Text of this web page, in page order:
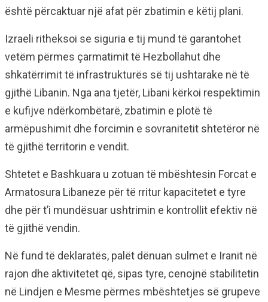
është përcaktuar një afat për zbatimin e këtij plani.
Izraeli ritheksoi se siguria e tij mund të garantohet
vetëm përmes çarmatimit të Hezbollahut dhe
shkatërrimit të infrastrukturës së tij ushtarake në të
gjithë Libanin. Nga ana tjetër, Libani kërkoi respektimin
e kufijve ndërkombëtarë, zbatimin e plotë të
armëpushimit dhe forcimin e sovranitetit shtetëror në
të gjithë territorin e vendit.
Shtetet e Bashkuara u zotuan të mbështesin Forcat e
Armatosura Libaneze për të rritur kapacitetet e tyre
dhe për t’i mundësuar ushtrimin e kontrollit efektiv në
të gjithë vendin.
Në fund të deklaratës, palët dënuan sulmet e Iranit në
rajon dhe aktivitetet që, sipas tyre, cenojnë stabilitetin
në Lindjen e Mesme përmes mbështetjes së grupeve